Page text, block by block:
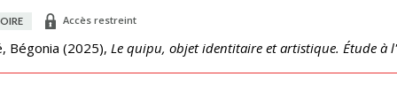
Accès restreint
Bégonia (2025), Le quipu, objet identitaire et artistique. Étude à